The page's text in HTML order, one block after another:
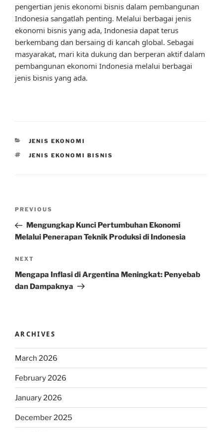
pengertian jenis ekonomi bisnis dalam pembangunan
Indonesia sangatlah penting. Melalui berbagai jenis
ekonomi bisnis yang ada, Indonesia dapat terus
berkembang dan bersaing di kancah global. Sebagai
masyarakat, mari kita dukung dan berperan aktif dalam
pembangunan ekonomi Indonesia melalui berbagai
jenis bisnis yang ada.
CATEGORIES
JENIS EKONOMI
TAGS
JENIS EKONOMI BISNIS
Previous
Post
PREVIOUS
Mengungkap Kunci Pertumbuhan Ekonomi
Melalui Penerapan Teknik Produksi di Indonesia
Next
Post
NEXT
Mengapa Inflasi di Argentina Meningkat: Penyebab
dan Dampaknya
ARCHIVES
March 2026
February 2026
January 2026
December 2025